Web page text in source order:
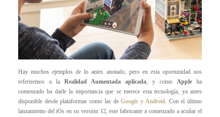
Hay muchos ejemplos de lo antes anotado, pero en esta oportunidad nos
referiremos a la Realidad Aumentada aplicada, y comoApple ha
comenzado ha darle la importancia que se merece esta tecnología, ya antes
disponible desde plataformas como las deGoogle y Android. Con el último
lanzamiento del iOs en su versión 12, este fabricante a comenzado a acuñar el